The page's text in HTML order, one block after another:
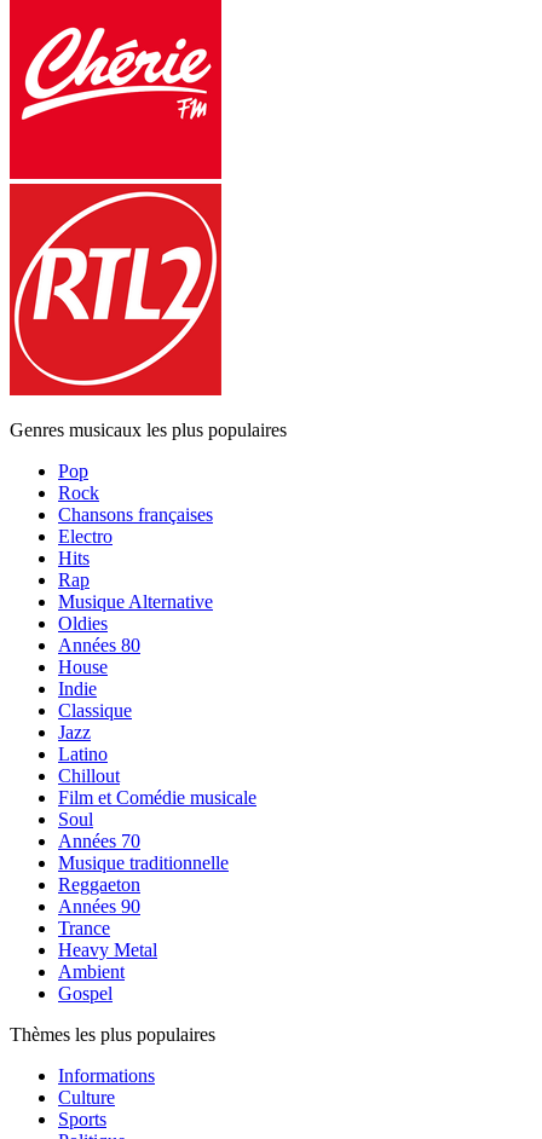
Genres musicaux les plus populaires
Pop
Rock
Chansons françaises
Electro
Hits
Rap
Musique Alternative
Oldies
Années 80
House
Indie
Classique
Jazz
Latino
Chillout
Film et Comédie musicale
Soul
Années 70
Musique traditionnelle
Reggaeton
Années 90
Trance
Heavy Metal
Ambient
Gospel
Thèmes les plus populaires
Informations
Culture
Sports